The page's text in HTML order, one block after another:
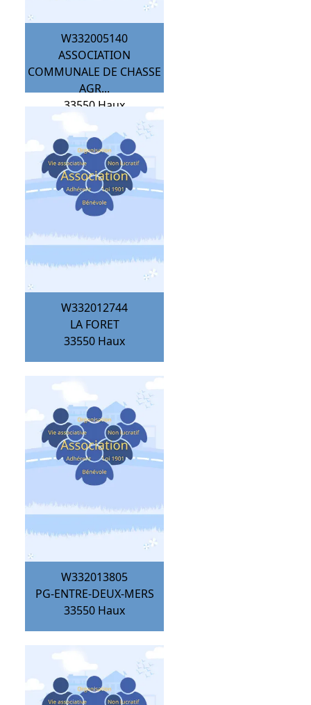
W332005140
ASSOCIATION
COMMUNALE DE CHASSE
AGR...
33550 Haux
W332012744
LA FORET
33550 Haux
W332013805
PG-ENTRE-DEUX-MERS
33550 Haux